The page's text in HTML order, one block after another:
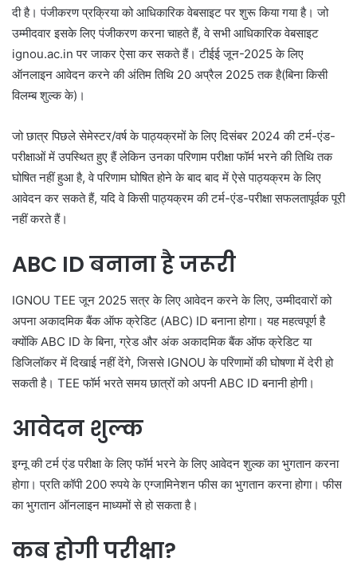
दी है। पंजीकरण प्रक्रिया को आधिकारिक वेबसाइट पर शुरू किया गया है। जो
उम्मीदवार इसके लिए पंजीकरण करना चाहते हैं, वे सभी आधिकारिक वेबसाइट
ignou.ac.in पर जाकर ऐसा कर सकते हैं। टीईई जून-2025 के लिए
ऑनलाइन आवेदन करने की अंतिम तिथि 20 अप्रैल 2025 तक है(बिना किसी
विलम्ब शुल्क के)।
जो छात्र पिछले सेमेस्टर/वर्ष के पाठ्यक्रमों के लिए दिसंबर 2024 की टर्म-एंड-
परीक्षाओं में उपस्थित हुए हैं लेकिन उनका परिणाम परीक्षा फॉर्म भरने की तिथि तक
घोषित नहीं हुआ है, वे परिणाम घोषित होने के बाद बाद में ऐसे पाठ्यक्रम के लिए
आवेदन कर सकते हैं, यदि वे किसी पाठ्यक्रम की टर्म-एंड-परीक्षा सफलतापूर्वक पूरी
नहीं करते हैं।
ABC ID बनाना है जरूरी
IGNOU TEE जून 2025 सत्र के लिए आवेदन करने के लिए, उम्मीदवारों को
अपना अकादमिक बैंक ऑफ क्रेडिट (ABC) ID बनाना होगा। यह महत्वपूर्ण है
क्योंकि ABC ID के बिना, ग्रेड और अंक अकादमिक बैंक ऑफ क्रेडिट या
डिजिलॉकर में दिखाई नहीं देंगे, जिससे IGNOU के परिणामों की घोषणा में देरी हो
सकती है। TEE फॉर्म भरते समय छात्रों को अपनी ABC ID बनानी होगी।
आवेदन शुल्क
इग्नू की टर्म एंड परीक्षा के लिए फॉर्म भरने के लिए आवेदन शुल्क का भुगतान करना
होगा। प्रति कॉपी 200 रुपये के एग्जामिनेशन फीस का भुगतान करना होगा। फीस
का भुगतान ऑनलाइन माध्यमों से हो सकता है।
कब होगी परीक्षा?